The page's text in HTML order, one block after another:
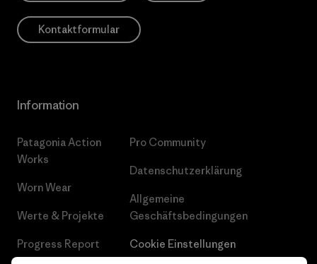
Kontaktformular
Information
Patagonia Action
Works
Worn Wear
Werte & Projekte
Progress Report
Pro Community
Datenschutzerklärung
Allgemeine
Geschäftsbedingungen
Cookie Einstellungen